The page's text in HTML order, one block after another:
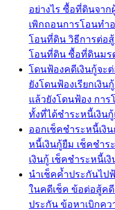
อย่างไร ซื้อที่ดินจา
เพิกถอนการโอนทำ
โอนที่ดิน วิธีการต่อ
โอนที่ดิน ซื้อที่ดินมร
โดนฟ้องคดีเงินกู้จะ
ยังโดนฟ้องเรียกเงิน
แล้วยังโดนฟ้อง กา
ทั้งที่ได้ชำระหนี้เงิน
ออกเช็คชำระหนี้เงิ
หนี้เงินกู้ยืม เช็คชำ
เงินกู้ เช็คชำระหนี้เ
นำเช็คค้ำประกันไป
ในคดีเช็ค ข้อต่อสู้ค
ประกัน ข้อหาเบิกคว